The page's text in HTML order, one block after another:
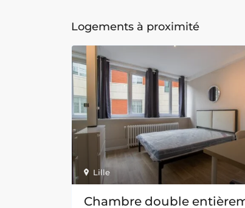
Logements à proximité
Lille
Chambre double